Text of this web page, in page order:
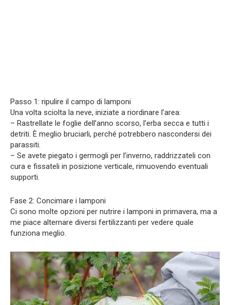
Passo 1: ripulire il campo di lamponi
Una volta sciolta la neve, iniziate a riordinare l’area:
– Rastrellate le foglie dell’anno scorso, l’erba secca e tutti i
detriti. È meglio bruciarli, perché potrebbero nascondersi dei
parassiti.
– Se avete piegato i germogli per l’inverno, raddrizzateli con
cura e fissateli in posizione verticale, rimuovendo eventuali
supporti.
Fase 2: Concimare i lamponi
Ci sono molte opzioni per nutrire i lamponi in primavera, ma a
me piace alternare diversi fertilizzanti per vedere quale
funziona meglio.